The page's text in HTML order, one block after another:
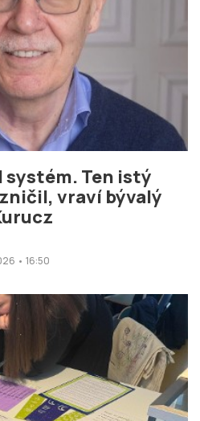
systém. Ten istý
vraví bývalý
• 16:50